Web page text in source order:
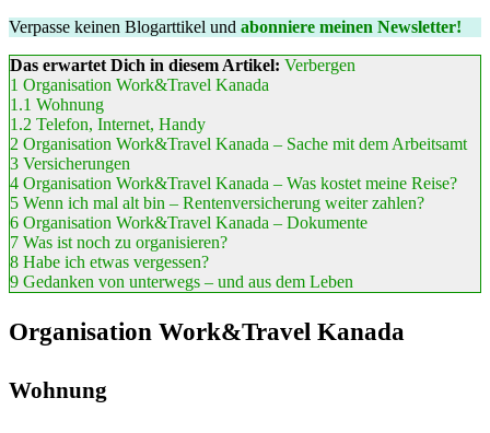
Verpasse keinen Blogarttikel und abonniere meinen Newsletter!
Das erwartet Dich in diesem Artikel: Verbergen
1 Organisation Work&Travel Kanada
1.1 Wohnung
1.2 Telefon, Internet, Handy
2 Organisation Work&Travel Kanada – Sache mit dem Arbeitsamt
3 Versicherungen
4 Organisation Work&Travel Kanada – Was kostet meine Reise?
5 Wenn ich mal alt bin – Rentenversicherung weiter zahlen?
6 Organisation Work&Travel Kanada – Dokumente
7 Was ist noch zu organisieren?
8 Habe ich etwas vergessen?
9 Gedanken von unterwegs – und aus dem Leben
Organisation Work&Travel Kanada
Wohnung